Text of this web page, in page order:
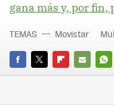
gana más y, por
FACEBOOK
TWITTERFLIPBOARD
E-
TEMAS Movistar